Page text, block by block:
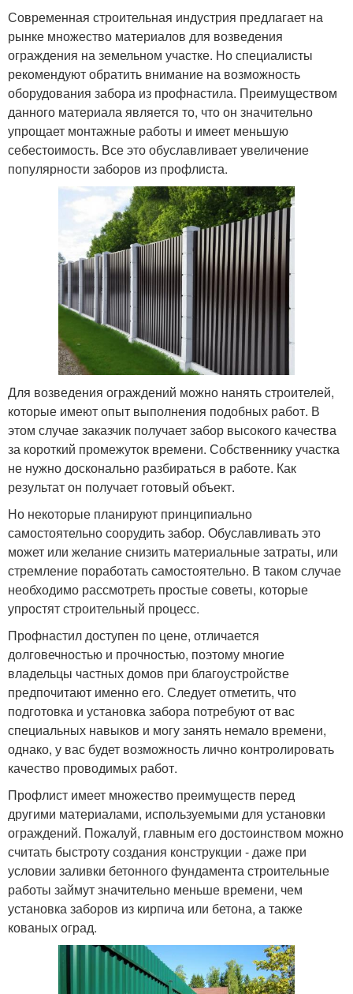
Современная строительная индустрия предлагает на
рынке множество материалов для возведения
ограждения на земельном участке. Но специалисты
рекомендуют обратить внимание на возможность
оборудования забора из профнастила. Преимуществом
данного материала является то, что он значительно
упрощает монтажные работы и имеет меньшую
себестоимость. Все это обуславливает увеличение
популярности заборов из профлиста.
Для возведения ограждений можно нанять строителей,
которые имеют опыт выполнения подобных работ. В
этом случае заказчик получает забор высокого качества
за короткий промежуток времени. Собственнику участка
не нужно досконально разбираться в работе. Как
результат он получает готовый объект.
Но некоторые планируют принципиально
самостоятельно соорудить забор. Обуславливать это
может или желание снизить материальные затраты, или
стремление поработать самостоятельно. В таком случае
необходимо рассмотреть простые советы, которые
упростят строительный процесс.
Профнастил доступен по цене, отличается
долговечностью и прочностью, поэтому многие
владельцы частных домов при благоустройстве
предпочитают именно его. Следует отметить, что
подготовка и установка забора потребуют от вас
специальных навыков и могу занять немало времени,
однако, у вас будет возможность лично контролировать
качество проводимых работ.
Профлист имеет множество преимуществ перед
другими материалами, используемыми для установки
ограждений. Пожалуй, главным его достоинством можно
считать быстроту создания конструкции - даже при
условии заливки бетонного фундамента строительные
работы займут значительно меньше времени, чем
установка заборов из кирпича или бетона, а также
кованых оград.